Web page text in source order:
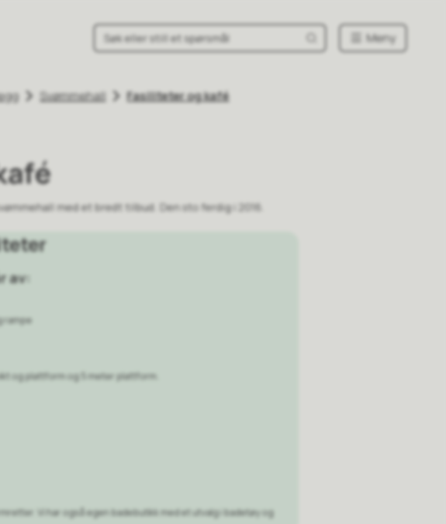
Meny
Svømmehall Fasiliteter og kafé
med et bredt tilbud. Den sto ferdig i 2016.
av:
rampe
og plattform og 5 meter plattform.
Vi har også egen badebutikk med et utvalg i badetøy og